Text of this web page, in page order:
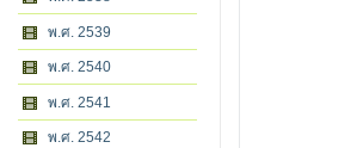
พ.ศ. 2539
พ.ศ. 2540
พ.ศ. 2541
พ.ศ. 2542